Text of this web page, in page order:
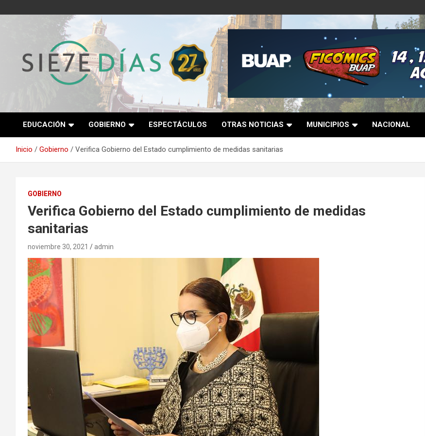
al
Semanario 7 Días
EDUCACIÓN GOBIERNO ESPECTÁCULOS OTRAS NOTICIAS MUNICIPIOS NACIONAL
Inicio Gobierno Verifica Gobierno del Estado cumplimiento de medidas sanitarias
GOBIERNO
Verifica Gobierno del Estado cumplimiento de medidas
sanitarias
noviembre 30, 2021 admin